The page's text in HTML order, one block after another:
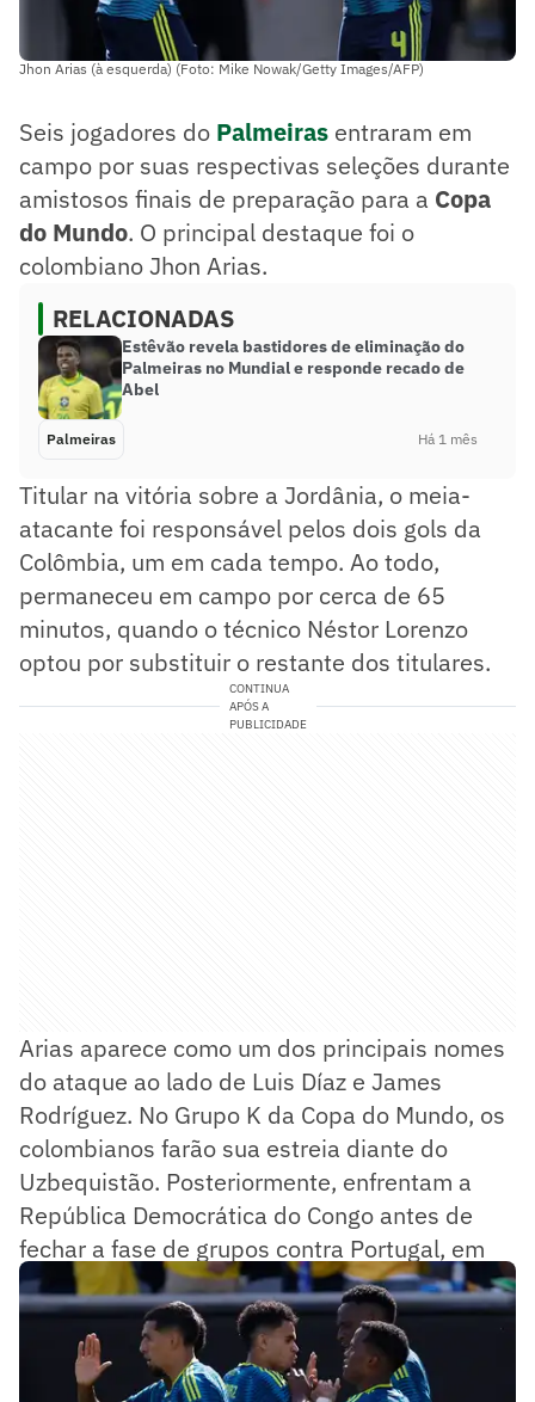
Jhon Arias (à esquerda) (Foto: Mike Nowak/Getty Images/AFP)
Seis jogadores do Palmeiras entraram em
campo por suas respectivas seleções durante
amistosos finais de preparação para a Copa
do Mundo. O principal destaque foi o
colombiano Jhon Arias.
RELACIONADAS
Estêvão revela bastidores de eliminação do
Palmeiras no Mundial e responde recado de
Abel
Palmeiras Há 1 mês
Titular na vitória sobre a Jordânia, o meia-
atacante foi responsável pelos dois gols da
Colômbia, um em cada tempo. Ao todo,
permaneceu em campo por cerca de 65
minutos, quando o técnico Néstor Lorenzo
optou por substituir o restante dos titulares.
CONTINUA
APÓS A
PUBLICIDADE
Arias aparece como um dos principais nomes
do ataque ao lado de Luis Díaz e James
Rodríguez. No Grupo K da Copa do Mundo, os
colombianos farão sua estreia diante do
Uzbequistão. Posteriormente, enfrentam a
República Democrática do Congo antes de
fechar a fase de grupos contra Portugal, em
Miami.